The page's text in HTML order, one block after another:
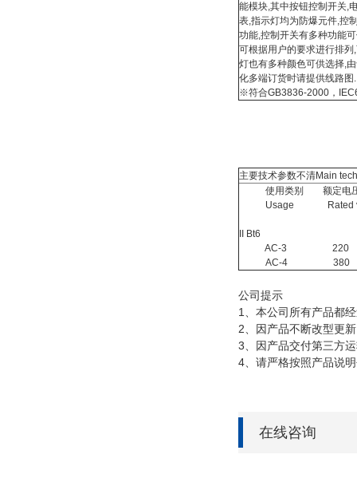
能模块,其中按钮控制开
表,指示灯均为防爆元件,
功能,控制开关有多种功
可根据用户的要求进
灯也有多种颜色可供选择,
化多端订货时请提供线路图.
※符合GB3836-2000，
主要技术参数不清Main
使用类别 额定电压
Usage Rated
II Bt6
AC-3 220
AC-4
公司提示
1、本公司所有产品都
2、因产品不断改型更
3、因产品交付第三方
4、请严格按照产品说
在线咨询